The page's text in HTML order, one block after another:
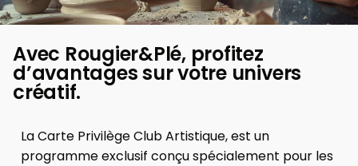
Avec Rougier&Plé, profitez
d’avantages sur votre univers
créatif.
La Carte Privilège Club Artistique, est un
programme exclusif conçu spécialement pour les